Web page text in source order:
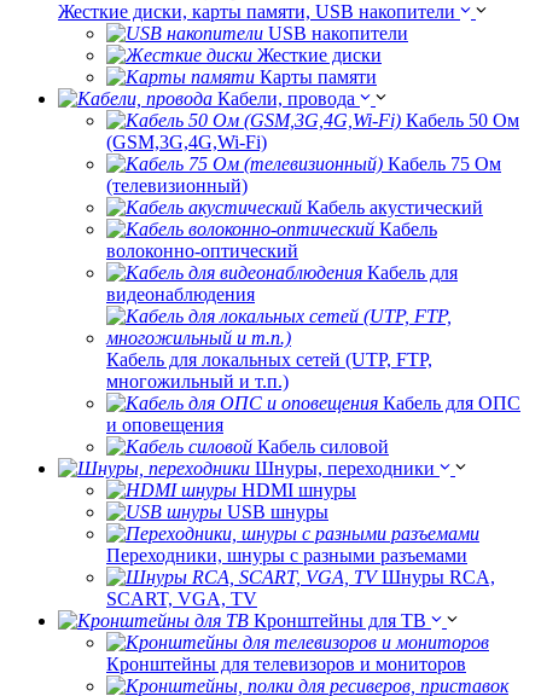
Жесткие диски, карты памяти, USB накопители
USB накопители
Жесткие диски
Карты памяти
Кабели, провода
Кабель 50 Ом
(GSM,3G,4G,Wi-Fi)
Кабель 75 Ом
(телевизионный)
Кабель акустический
Кабель
волоконно-оптический
Кабель для
видеонаблюдения
Кабель для локальных сетей (UTP, FTP,
многожильный и т.п.)
Кабель для ОПС
и оповещения
Кабель силовой
Шнуры, переходники
HDMI шнуры
USB шнуры
Переходники, шнуры с разными разъемами
Шнуры RCA,
SCART, VGA, TV
Кронштейны для ТВ
Кронштейны для телевизоров и мониторов